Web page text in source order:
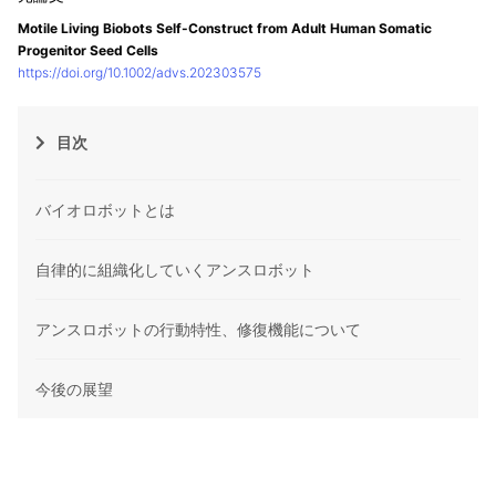
Motile Living Biobots Self-Construct from Adult Human Somatic
Progenitor Seed Cells
https://doi.org/10.1002/advs.202303575
目次
バイオロボットとは
自律的に組織化していくアンスロボット
アンスロボットの行動特性、修復機能について
今後の展望